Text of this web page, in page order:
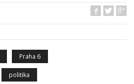
Praha 6
politika